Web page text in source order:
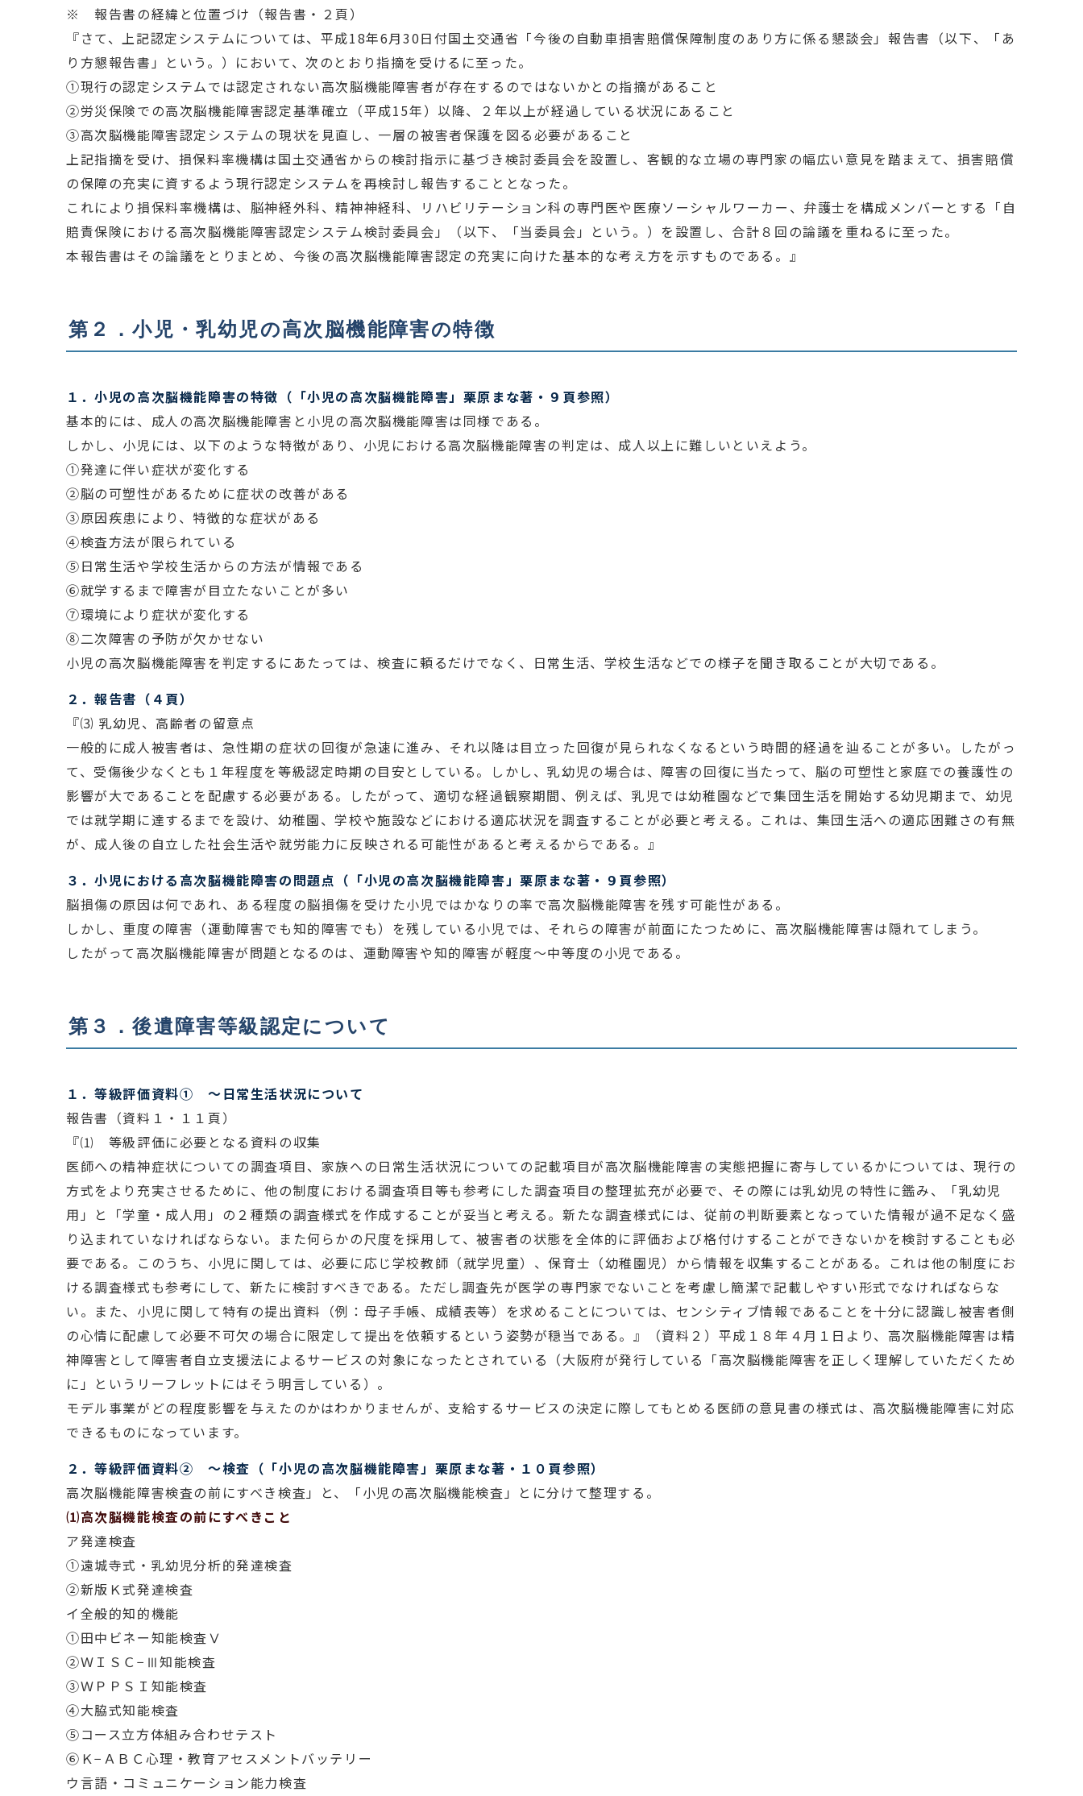
※ 報告書の経緯と位置づけ（報告書・２頁）
『さて、上記認定システムについては、平成18年6月30日付国土交通省「今後の自動車損害賠償保障制度のあり方に係る懇談会」報告書（以下、「あ
り方懇報告書」という。）において、次のとおり指摘を受けるに至った。
①現行の認定システムでは認定されない高次脳機能障害者が存在するのではないかとの指摘があること
②労災保険での高次脳機能障害認定基準確立（平成15年）以降、２年以上が経過している状況にあること
③高次脳機能障害認定システムの現状を見直し、一層の被害者保護を図る必要があること
上記指摘を受け、損保料率機構は国土交通省からの検討指示に基づき検討委員会を設置し、客観的な立場の専門家の幅広い意見を踏まえて、損害賠償
の保障の充実に資するよう現行認定システムを再検討し報告することとなった。
これにより損保料率機構は、脳神経外科、精神神経科、リハビリテーション科の専門医や医療ソーシャルワーカー、弁護士を構成メンバーとする「自
賠責保険における高次脳機能障害認定システム検討委員会」（以下、「当委員会」という。）を設置し、合計８回の論議を重ねるに至った。
本報告書はその論議をとりまとめ、今後の高次脳機能障害認定の充実に向けた基本的な考え方を示すものである。』
第２．小児・乳幼児の高次脳機能障害の特徴
１．小児の高次脳機能障害の特徴（「小児の高次脳機能障害」栗原まな著・９頁参照）
基本的には、成人の高次脳機能障害と小児の高次脳機能障害は同様である。
しかし、小児には、以下のような特徴があり、小児における高次脳機能障害の判定は、成人以上に難しいといえよう。
①発達に伴い症状が変化する
②脳の可塑性があるために症状の改善がある
③原因疾患により、特徴的な症状がある
④検査方法が限られている
⑤日常生活や学校生活からの方法が情報である
⑥就学するまで障害が目立たないことが多い
⑦環境により症状が変化する
⑧二次障害の予防が欠かせない
小児の高次脳機能障害を判定するにあたっては、検査に頼るだけでなく、日常生活、学校生活などでの様子を聞き取ることが大切である。
２．報告書（４頁）
『⑶ 乳幼児、高齢者の留意点
一般的に成人被害者は、急性期の症状の回復が急速に進み、それ以降は目立った回復が見られなくなるという時間的経過を辿ることが多い。したがっ
て、受傷後少なくとも１年程度を等級認定時期の目安としている。しかし、乳幼児の場合は、障害の回復に当たって、脳の可塑性と家庭での養護性の
影響が大であることを配慮する必要がある。したがって、適切な経過観察期間、例えば、乳児では幼稚園などで集団生活を開始する幼児期まで、幼児
では就学期に達するまでを設け、幼稚園、学校や施設などにおける適応状況を調査することが必要と考える。これは、集団生活への適応困難さの有無
が、成人後の自立した社会生活や就労能力に反映される可能性があると考えるからである。』
３．小児における高次脳機能障害の問題点（「小児の高次脳機能障害」栗原まな著・９頁参照）
脳損傷の原因は何であれ、ある程度の脳損傷を受けた小児ではかなりの率で高次脳機能障害を残す可能性がある。
しかし、重度の障害（運動障害でも知的障害でも）を残している小児では、それらの障害が前面にたつために、高次脳機能障害は隠れてしまう。
したがって高次脳機能障害が問題となるのは、運動障害や知的障害が軽度～中等度の小児である。
第３．後遺障害等級認定について
１．等級評価資料① 〜日常生活状況について
報告書（資料１・１１頁）
『⑴ 等級評価に必要となる資料の収集
医師への精神症状についての調査項目、家族への日常生活状況についての記載項目が高次脳機能障害の実態把握に寄与しているかについては、現行の
方式をより充実させるために、他の制度における調査項目等も参考にした調査項目の整理拡充が必要で、その際には乳幼児の特性に鑑み、「乳幼児
用」と「学童・成人用」の２種類の調査様式を作成することが妥当と考える。新たな調査様式には、従前の判断要素となっていた情報が過不足なく盛
り込まれていなければならない。また何らかの尺度を採用して、被害者の状態を全体的に評価および格付けすることができないかを検討することも必
要である。このうち、小児に関しては、必要に応じ学校教師（就学児童）、保育士（幼稚園児）から情報を収集することがある。これは他の制度にお
ける調査様式も参考にして、新たに検討すべきである。ただし調査先が医学の専門家でないことを考慮し簡潔で記載しやすい形式でなければならな
い。また、小児に関して特有の提出資料（例：母子手帳、成績表等）を求めることについては、センシティブ情報であることを十分に認識し被害者側
の心情に配慮して必要不可欠の場合に限定して提出を依頼するという姿勢が穏当である。』（資料２）平成１８年４月１日より、高次脳機能障害は精
神障害として障害者自立支援法によるサービスの対象になったとされている（大阪府が発行している「高次脳機能障害を正しく理解していただくため
に」というリーフレットにはそう明言している）。
モデル事業がどの程度影響を与えたのかはわかりませんが、支給するサービスの決定に際してもとめる医師の意見書の様式は、高次脳機能障害に対応
できるものになっています。
２．等級評価資料② 〜検査（「小児の高次脳機能障害」栗原まな著・１０頁参照）
高次脳機能障害検査の前にすべき検査」と、「小児の高次脳機能検査」とに分けて整理する。
⑴高次脳機能検査の前にすべきこと
ア発達検査
①遠城寺式・乳幼児分析的発達検査
②新版Ｋ式発達検査
イ全般的知的機能
①田中ビネー知能検査Ⅴ
②ＷＩＳＣ−Ⅲ知能検査
③ＷＰＰＳＩ知能検査
④大脇式知能検査
⑤コース立方体組み合わせテスト
⑥Ｋ−ＡＢＣ心理・教育アセスメントバッテリー
ウ言語・コミュニケーション能力検査